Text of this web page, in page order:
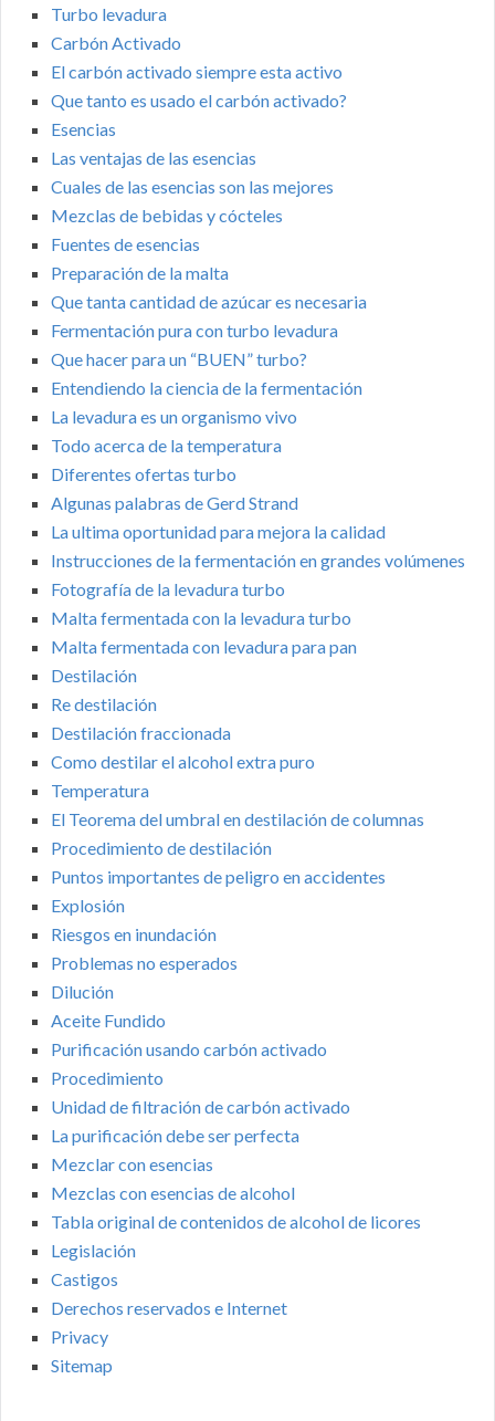
Turbo levadura
Carbón Activado
El carbón activado siempre esta activo
Que tanto es usado el carbón activado?
Esencias
Las ventajas de las esencias
Cuales de las esencias son las mejores
Mezclas de bebidas y cócteles
Fuentes de esencias
Preparación de la malta
Que tanta cantidad de azúcar es necesaria
Fermentación pura con turbo levadura
Que hacer para un “BUEN” turbo?
Entendiendo la ciencia de la fermentación
La levadura es un organismo vivo
Todo acerca de la temperatura
Diferentes ofertas turbo
Algunas palabras de Gerd Strand
La ultima oportunidad para mejora la calidad
Instrucciones de la fermentación en grandes volúmenes
Fotografía de la levadura turbo
Malta fermentada con la levadura turbo
Malta fermentada con levadura para pan
Destilación
Re destilación
Destilación fraccionada
Como destilar el alcohol extra puro
Temperatura
El Teorema del umbral en destilación de columnas
Procedimiento de destilación
Puntos importantes de peligro en accidentes
Explosión
Riesgos en inundación
Problemas no esperados
Dilución
Aceite Fundido
Purificación usando carbón activado
Procedimiento
Unidad de filtración de carbón activado
La purificación debe ser perfecta
Mezclar con esencias
Mezclas con esencias de alcohol
Tabla original de contenidos de alcohol de licores
Legislación
Castigos
Derechos reservados e Internet
Privacy
Sitemap